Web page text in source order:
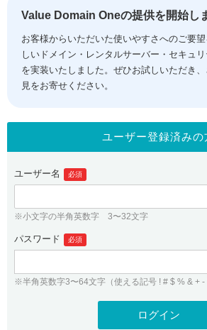
ドメイン移管
ドメイン価格一覧
ドメイン一括検索
.jpドメインオークション
gTLDオークション NEW!
.jpドメインバックオーダー
プレミアムドメイン
人気ドメインの種類
WHOIS検索
コアサーバー
バリューサーバー
XREA
セキュリティトップ
Value Domain ネットde診断
SSL証明書
サービストップ
お得意様割引
紹介制度
バリュードメインAPI
ドメイン・ホスティングOEM
facebook
ログイン
従来のバリュードメインをご利用
Value Domainにログイ
ユーザー登録
Value Domain Oneの提供を開始し
お客様からいただいた使いやすさへのご要
しいドメイン・レンタルサーバー・セキュ
を実装いたしました。ぜひお試しいただき
見をお寄せください。
ユーザー登録済みの
ユーザー名 必須
※小文字の半角英数字 3〜32文字
パスワード 必須
※半角英数字3〜64文字（使える記号 ! # $ % & + -